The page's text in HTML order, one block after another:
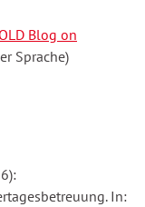
Blog on
Sprache)
In: